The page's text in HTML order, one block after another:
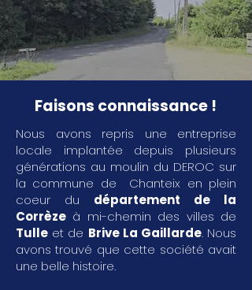
Faisons connaissance !
Nous avons repris une entreprise
locale implantée depuis plusieurs
générations au moulin du DEROC sur
la commune de Chanteix en plein
coeur du département de la
Corrèze à mi-chemin des villes de
Tulle et de Brive La Gaillarde. Nous
avons trouvé que cette société avait
une belle histoire.